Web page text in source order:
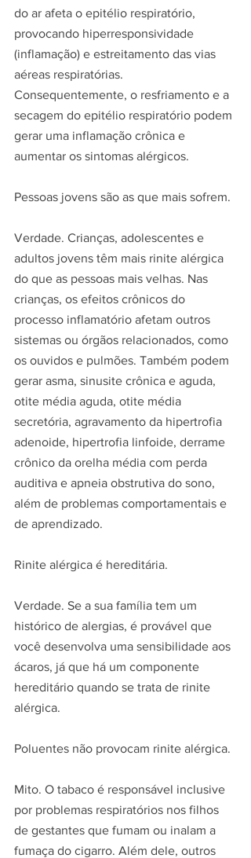
do ar afeta o epitélio respiratório,
provocando hiperresponsividade
(inflamação) e estreitamento das vias
aéreas respiratórias.
Consequentemente, o resfriamento e a
secagem do epitélio respiratório podem
gerar uma inflamação crônica e
aumentar os sintomas alérgicos.
Pessoas jovens são as que mais sofrem.
Verdade. Crianças, adolescentes e
adultos jovens têm mais rinite alérgica
do que as pessoas mais velhas. Nas
crianças, os efeitos crônicos do
processo inflamatório afetam outros
sistemas ou órgãos relacionados, como
os ouvidos e pulmões. Também podem
gerar asma, sinusite crônica e aguda,
otite média aguda, otite média
secretória, agravamento da hipertrofia
adenoide, hipertrofia linfoide, derrame
crônico da orelha média com perda
auditiva e apneia obstrutiva do sono,
além de problemas comportamentais e
de aprendizado.
Rinite alérgica é hereditária.
Verdade. Se a sua família tem um
histórico de alergias, é provável que
você desenvolva uma sensibilidade aos
ácaros, já que há um componente
hereditário quando se trata de rinite
alérgica.
Poluentes não provocam rinite alérgica.
Mito. O tabaco é responsável inclusive
por problemas respiratórios nos filhos
de gestantes que fumam ou inalam a
fumaça do cigarro. Além dele, outros